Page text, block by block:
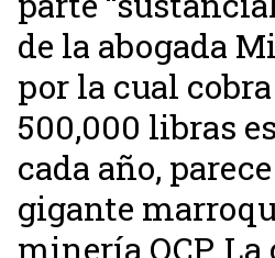
de la abogada
por la cual
500,000 libras
cada año,
gigante
minería OCP.